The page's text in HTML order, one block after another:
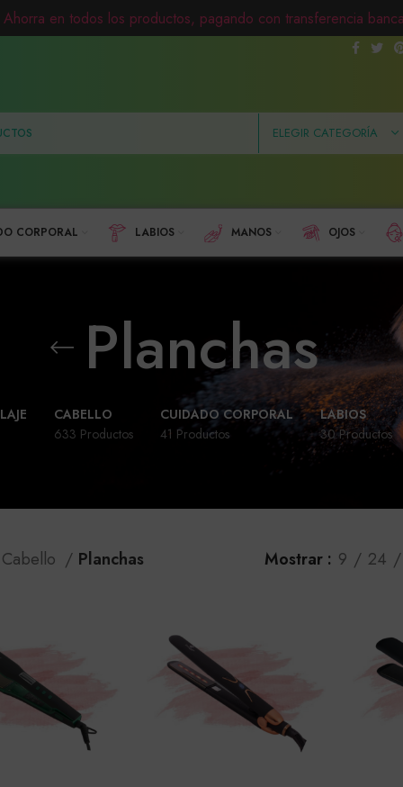
ELEGIR CATEGORÍA
CORPORAL LABIOS MANOS OJOS
Planchas
CABELLO
633 Productos
CUIDADO CORPORAL
41 Productos
LABIOS
30 Productos
Cabello Planchas Mostrar 9 24
en todos los productos, pagando con transferencia